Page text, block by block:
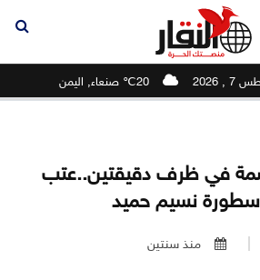
, 2026 20℃ صنعاء, اليمن
في ظرف دقيقتين..عتب
نسيم حميد
منذ سنتين